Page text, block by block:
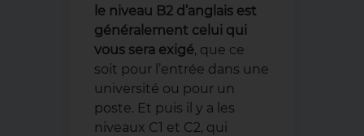
le niveau B2 d’anglais est
généralement celui qui
vous sera exigé, que ce
soit pour l’entrée dans une
université ou pour un
poste. Et puis il y a les
niveaux C1 et C2, qui